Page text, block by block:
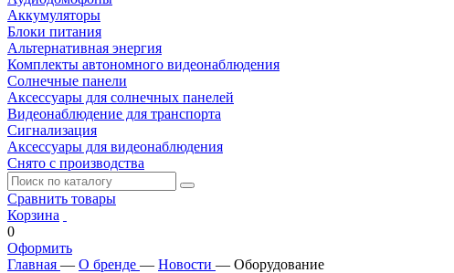
Аккумуляторы
Блоки питания
Альтернативная энергия
Комплекты автономного видеонаблюдения
Солнечные панели
Аксессуары для солнечных панелей
Видеонаблюдение для транспорта
Сигнализация
Аксессуары для видеонаблюдения
Снято с производства
Сравнить товары
Корзина
0
Оформить
Главная — О бренде — Новости — Оборудование